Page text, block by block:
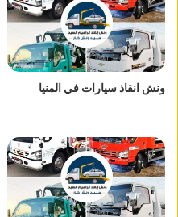
ونش انقاذ سيارات في المنيا